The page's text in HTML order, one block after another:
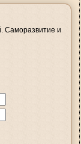
Саморазвитие и